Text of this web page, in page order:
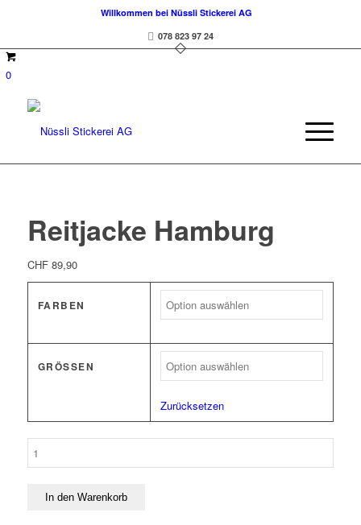
Willkommen bei Nüssli Stickerei AG
078 823 97 24
0
Reitjacke Hamburg
CHF89,90
FARBEN
GRÖSSEN
Zurücksetzen
In den Warenkorb